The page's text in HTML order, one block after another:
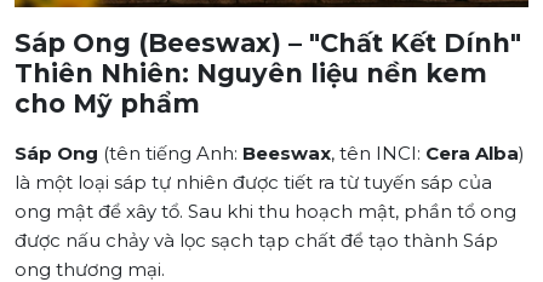
Sáp Ong (Beeswax) – "Chất Kết Dính"
Thiên Nhiên: Nguyên liệu nền kem
cho Mỹ phẩm
Sáp Ong (tên tiếng Anh: Beeswax, tên INCI: Cera Alba)
là một loại sáp tự nhiên được tiết ra từ tuyến sáp của
ong mật để xây tổ. Sau khi thu hoạch mật, phần tổ ong
được nấu chảy và lọc sạch tạp chất để tạo thành Sáp
ong thương mại.